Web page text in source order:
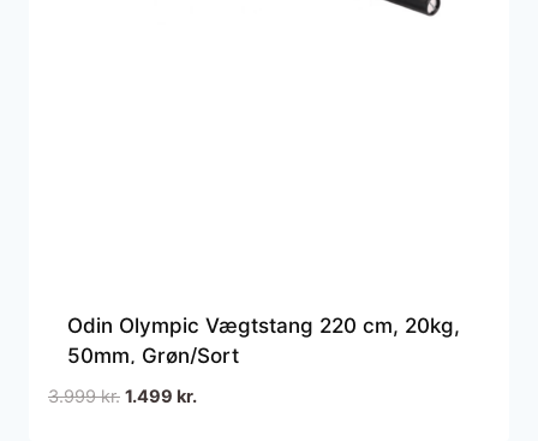
Odin Olympic Vægtstang 220 cm, 20kg,
50mm, Grøn/Sort
3.999kr. Den
1.499 kr.Den